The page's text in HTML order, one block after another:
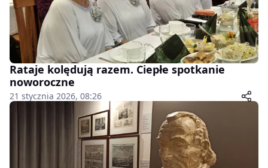
Rataje kolędują razem. Ciepłe spotkanie
noworoczne
21 stycznia 2026, 08:26